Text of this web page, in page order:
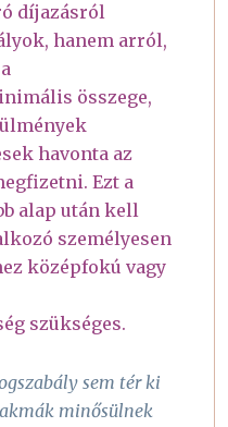
díjazásról
hanem arról,
összege,
havonta az
Ezt a
alap után kell
személyesen
középfokú vagy
szükséges.
sem tér ki
minősülnek